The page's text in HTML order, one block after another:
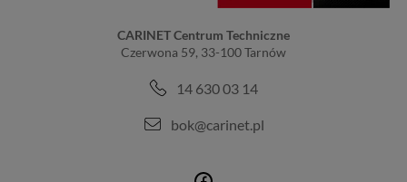
CARINET Centrum Techniczne
Czerwona 59, 33-100 Tarnów
14 630 03 14
bok@carinet.pl